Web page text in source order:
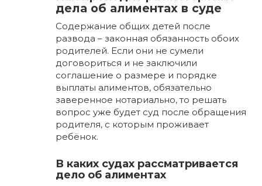
дела об алиментах в суде
Содержание общих детей после
развода – законная обязанность обоих
родителей. Если они не сумели
договориться и не заключили
соглашение о размере и порядке
выплаты алиментов, обязательно
заверенное нотариально, то решать
вопрос уже будет суд после обращения
родителя, с которым проживает
ребёнок.
В каких судах рассматривается
дело об алиментах